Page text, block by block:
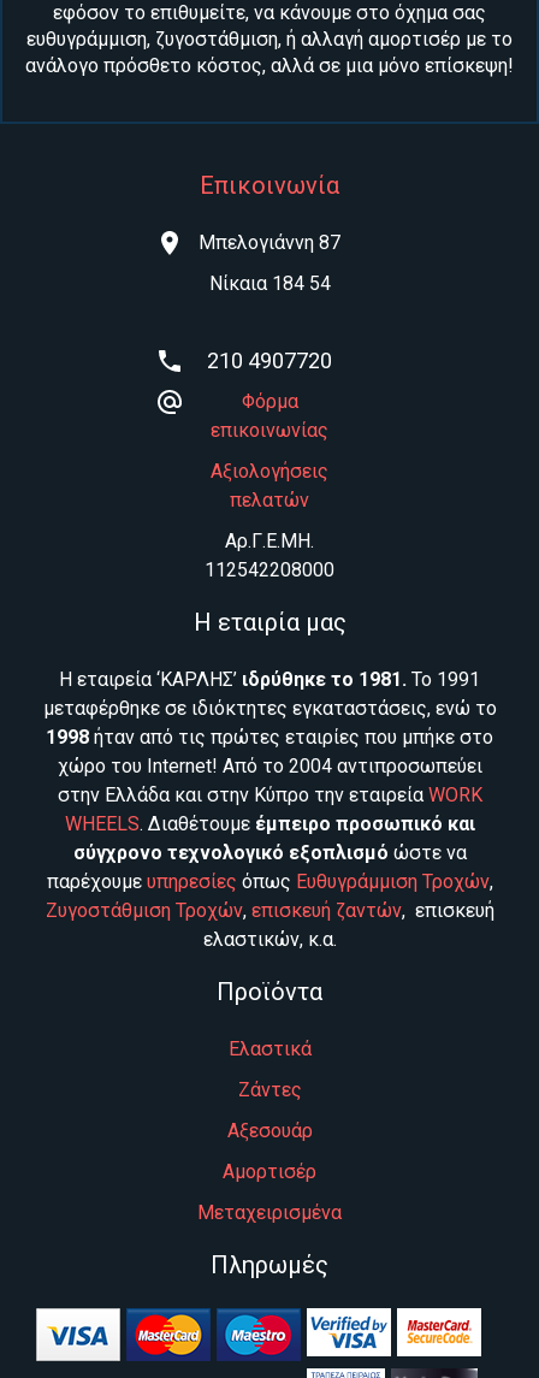
εφόσον το επιθυμείτε, να κάνουμε στο όχημα σας
ευθυγράμμιση, ζυγοστάθμιση, ή αλλαγή αμορτισέρ με το
ανάλογο πρόσθετο κόστος, αλλά σε μια μόνο επίσκεψη!
Επικοινωνία
Μπελογιάννη 87
Νίκαια 184 54
210 4907720
Φόρμα
επικοινωνίας
Αξιολογήσεις
πελατών
Aρ.Γ.Ε.ΜΗ.
112542208000
Η εταιρία μας
Η εταιρεία ‘ΚΑΡΛΗΣ’ ιδρύθηκε το 1981. Το 1991
μεταφέρθηκε σε ιδιόκτητες εγκαταστάσεις, ενώ το
1998 ήταν από τις πρώτες εταιρίες που μπήκε στο
χώρο του Internet! Από το 2004 αντιπροσωπεύει
στην Ελλάδα και στην Κύπρο την εταιρεία WORK
WHEELS. Διαθέτουμε έμπειρο προσωπικό και
σύγχρονο τεχνολογικό εξοπλισμό ώστε να
παρέχουμε υπηρεσίες όπως Ευθυγράμμιση Τροχών,
Ζυγοστάθμιση Τροχών, επισκευή ζαντών, επισκευή
ελαστικών, κ.α.
Προϊόντα
Ελαστικά
Ζάντες
Αξεσουάρ
Αμορτισέρ
Μεταχειρισμένα
Πληρωμές